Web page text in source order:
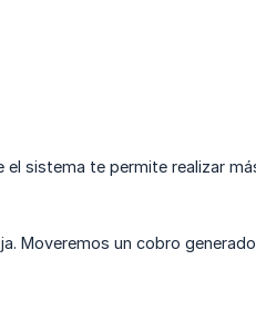
sistema te permite realizar
Moveremos un cobro